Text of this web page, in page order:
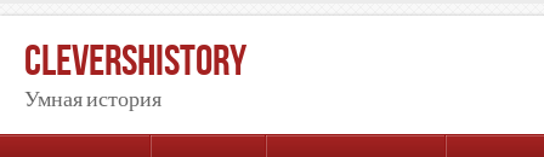
CleversHistory
Умная история